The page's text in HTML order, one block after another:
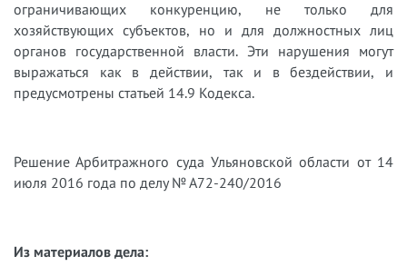
ограничивающих конкуренцию, не только для
хозяйствующих субъектов, но и для должностных лиц
органов государственной власти. Эти нарушения могут
выражаться как в действии, так и в бездействии, и
предусмотрены статьей 14.9 Кодекса.
Решение Арбитражного суда Ульяновской области от 14
июля 2016 года по делу № А72-240/2016
Из материалов дела: